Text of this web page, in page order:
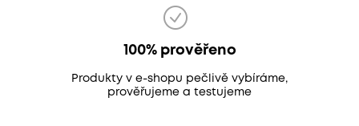
100% prověřeno
Produkty v e-shopu pečlivě vybíráme,
prověřujeme a testujeme